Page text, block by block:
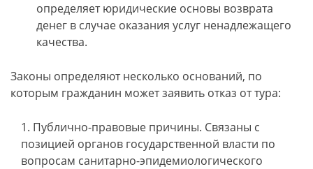
определяет юридические основы возврата
денег в случае оказания услуг ненадлежащего
качества.
Законы определяют несколько оснований, по
которым гражданин может заявить отказ от тура:
Публично-правовые причины. Связаны с
позицией органов государственной власти по
вопросам санитарно-эпидемиологического